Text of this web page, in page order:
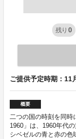
残り 0
ご提供予定時期：11
概要
二つの国の時刻を同時
1960」は、1960年代
シベゼルの青と赤の色